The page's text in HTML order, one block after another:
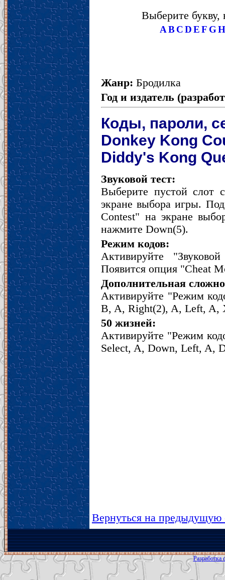
Выберите букву,
ABCDEF GH
Жанр: Бродилка
Год и издатель
Коды, пароли,
Donkey Kong
Diddy's Kong
Звуковой тест:
Выберите пустой слот
экране выбора игры.
Contest" на экране
нажмите Down(5).
Режим кодов:
Активируйте
Появится опция "Cheat
Дополнительная
Активируйте "Режим
B, A, Right(2), A, Left, A,
50 жизней:
Активируйте "Режим
Select, A, Down, Left, A,
Вернуться на предыдущую
Разработка